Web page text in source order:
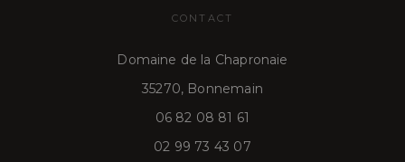
CONTACT
Domaine de la Chapronaie
35270, Bonnemain
06 82 08 81 61
02 99 73 43 07